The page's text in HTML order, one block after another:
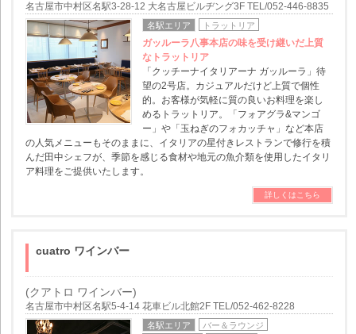
名古屋市中村区名駅3-28-12 大名古屋ビルヂング3F TEL/052-446-8835
名駅エリア トラットリア
ガッルーラ八事本店の味を受け継いだ上質
なトラットリア
「クッチーナイタリアーナ ガッルーラ」待
望の2号店。カジュアルだけど上質で個性
的。お客様が気軽に質の良いお料理を楽し
めるトラットリア。「フォアグラ&マンゴ
ー」や「玉ねぎのフォカッチャ」など本店
の人気メニューもそのままに、イタリアの星付きレストランで修行を積
んだ田中シェフが、季節を感じる食材や地元の魚介類を使用したイタリ
ア料理をご提供いたします。
詳しくはこちら
cuatro ワインバー
(クアトロ ワインバー)
名古屋市中村区名駅5-4-14 花車ビル北館2F TEL/052-462-8228
名駅エリア
バー＆ラウンジ